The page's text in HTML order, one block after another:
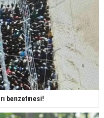
benzetmesi!